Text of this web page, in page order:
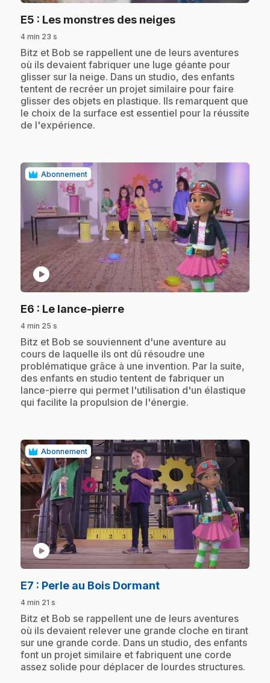
E5 : Les monstres des neiges.
4 min 23 s
.Bitz et Bob se rappellent une de leurs aventures
où ils devaient fabriquer une luge géante pour
glisser sur la neige. Dans un studio, des enfants
tentent de recréer un projet similaire pour faire
glisser des objets en plastique. Ils remarquent que
le choix de la surface est essentiel pour la réussite
de l'expérience.
Abonnement
play_circle
E6 : Le lance-pierre.
4 min 25 s
.Bitz et Bob se souviennent d'une aventure au
cours de laquelle ils ont dû résoudre une
problématique grâce à une invention. Par la suite,
des enfants en studio tentent de fabriquer un
lance-pierre qui permet l'utilisation d'un élastique
qui facilite la propulsion de l'énergie.
Abonnement
play_circle
E7 : Perle au Bois Dormant.
4 min 21 s
.Bitz et Bob se rappellent une de leurs aventures
où ils devaient relever une grande cloche en tirant
sur une grande corde. Dans un studio, des enfants
font un projet similaire et fabriquent une corde
assez solide pour déplacer de lourdes structures.